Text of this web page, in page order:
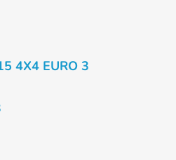
4X4 EURO 3